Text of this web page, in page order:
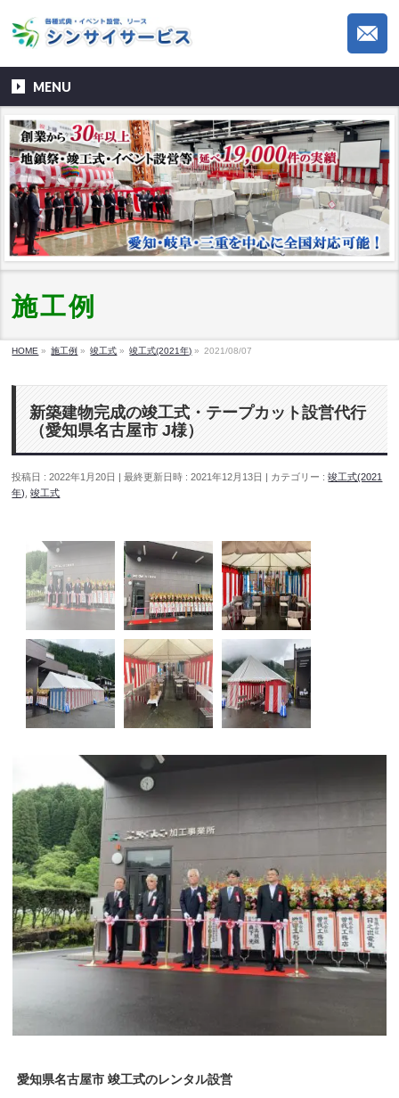
MENU
施工例
HOME » 施工例 » 竣工式 » 竣工式(2021年) » 2021/08/07
新築建物完成の竣工式・テープカット設営代行
（愛知県名古屋市 J様）
投稿日 : 2022年1月20日 最終更新日時 : 2021年12月13日 カテゴリー :竣工式(2021
年) ,竣工式
愛知県名古屋市 竣工式のレンタル設営